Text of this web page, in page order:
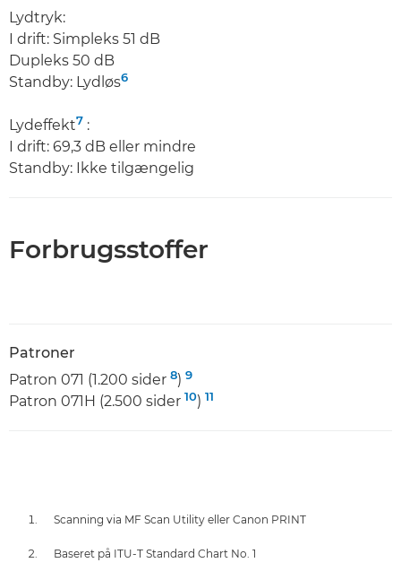
Lydtryk:
I drift: Simpleks 51 dB
Dupleks 50 dB
Standby: Lydløs6
Lydeffekt7 :
I drift: 69,3 dB eller mindre
Standby: Ikke tilgængelig
Forbrugsstoffer
Patroner
Patron 071 (1.200 sider 8) 9
Patron 071H (2.500 sider 10) 11
Scanning via MF Scan Utility eller Canon PRINT
Baseret på ITU-T Standard Chart No. 1